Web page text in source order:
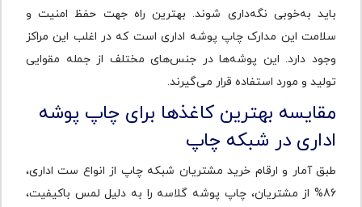
باید به‌خوبی نگه‌داری شوند. بهترین راه جهت حفظ امنیت و
سلامت این مدارک چاپ پوشه اداری است که در اغلب این مراکز
وجود دارد. این پوشه‌ها در جنس‌های مختلف از جمله مقوایی
تولید و مورد استفاده قرار می‌گیرند.
مقایسه بهترین کاغذها برای چاپ پوشه
اداری در شبکه چاپ
طبق آمار و ارقام خرید مشتریان شبکه چاپ از انواع ست اداری،
86% از مشتریان، چاپ پوشه گلاسه را به دلیل لمس باکیفیت،